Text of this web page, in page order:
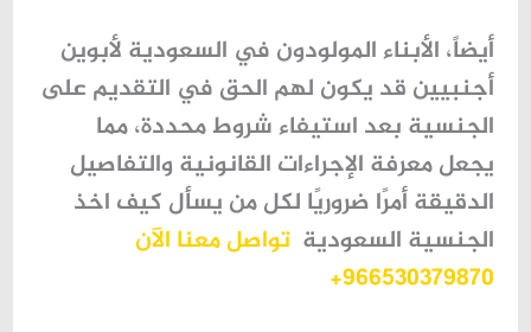
أيضاً، الأبناء المولودون في السعودية لأبوين
أجنبيين قد يكون لهم الحق في التقديم على
الجنسية بعد استيفاء شروط محددة، مما
يجعل معرفة الإجراءات القانونية والتفاصيل
الدقيقة أمرًا ضروريًا لكل من يسأل كيف اخذ
الجنسية السعودية تواصل معنا الآن
966530379870+